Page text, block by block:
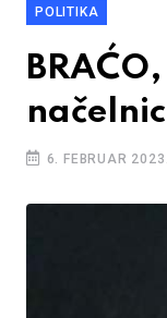
POLITIKA
6. FEBRUAR 2023.